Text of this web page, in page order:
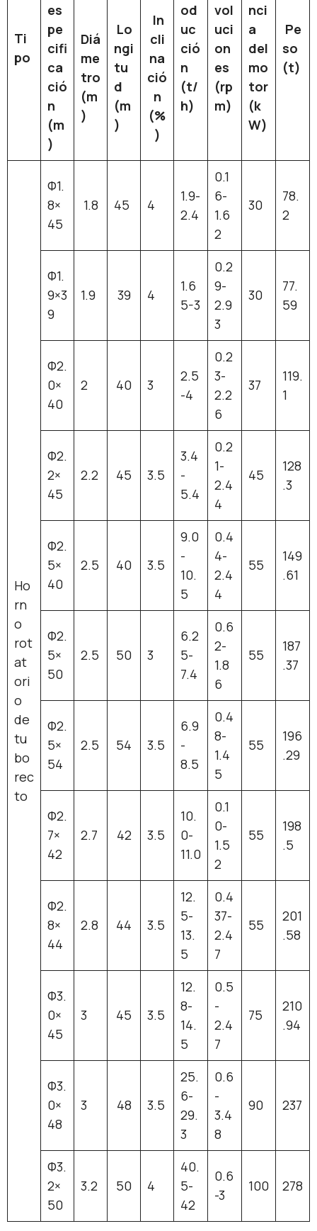
Ti
po
es
pe
cifi
ca
ció
n
(m
)
od
uc
ció
n
(t/
h)
vol
uci
on
es
(rp
m)
nci
a
del
mo
tor
(k
W)
Pe
so
(t)
Diá
me
tro
(m
)
Lo
ngi
tu
d
(m
)
In
cli
na
ció
n
(%
)
Ho
rn
o
rot
at
ori
o
de
tu
bo
rec
to
Ф1.
8×
45
1.8 45 4
1.9-
2.4
0.1
6-
1.6
2
30
78.
2
Ф1.
9×3
9
1.9 39 4
1.6
5-3
0.2
9-
2.9
3
30
77.
59
Ф2.
0×
40
2 40 3
2.5
-4
0.2
3-
2.2
6
37
119.
1
Ф2.
2×
45
2.2 45 3.5
3.4
-
5.4
0.2
1-
2.4
4
45
128
.3
Ф2.
5×
40
2.5 40 3.5
9.0
-
10.
5
0.4
4-
2.4
4
55
149
.61
Ф2.
5×
50
2.5 50 3
6.2
5-
7.4
0.6
2-
1.8
6
55
187
.37
Ф2.
5×
54
2.5 54 3.5
6.9
-
8.5
0.4
8-
1.4
5
55
196
.29
Ф2.
7×
42
2.7 42 3.5
10.
0-
11.0
0.1
0-
1.5
2
55
198
.5
Ф2.
8×
44
2.8 44 3.5
12.
5-
13.
5
0.4
37-
2.4
7
55
201
.58
Ф3.
0×
45
3 45 3.5
12.
8-
14.
5
0.5
-
2.4
7
75
210
.94
Ф3.
0×
48
3 48 3.5
25.
6-
29.
3
0.6
-
3.4
8
90 237
Ф3.
2×
50
3.2 50 4
40.
5-
42
0.6
-3
100 278